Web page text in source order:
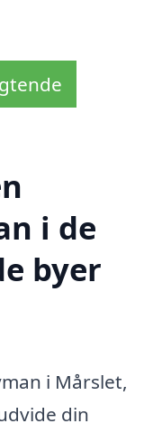
i de
byer
i Mårslet,
din